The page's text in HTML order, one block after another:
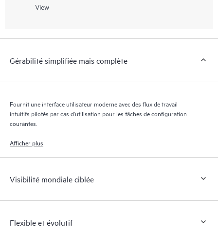
View
Gérabilité simplifiée mais complète
Fournit une interface utilisateur moderne avec des flux de travail
intuitifs pilotés par cas d'utilisation pour les tâches de configuration
courantes.
Afficher plus
Visibilité mondiale ciblée
Flexible et évolutif